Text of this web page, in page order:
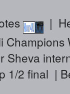
|
Champions
Sheva
1/2 final |